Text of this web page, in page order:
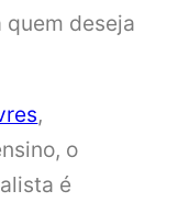
deseja
,
o
é